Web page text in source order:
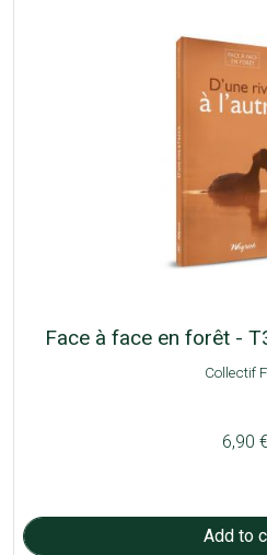
Face à face en forêt -
Collectif
6,90 €